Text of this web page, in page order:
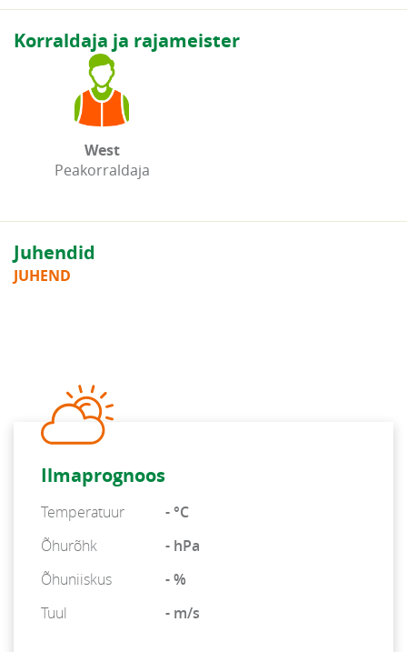
Korraldaja ja rajameister
West
Peakorraldaja
Juhendid
JUHEND
Ilmaprognoos
Temperatuur
- °C
Õhurõhk
- hPa
Õhuniiskus
- %
Tuul
- m/s